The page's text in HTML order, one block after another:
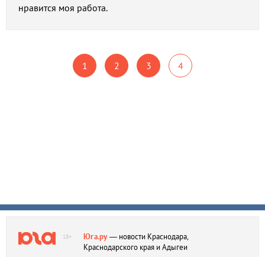
нравится моя работа.
1 2 3 4
18+ Юга.ру— новости Краснодара,
Краснодарского края и Адыгеи